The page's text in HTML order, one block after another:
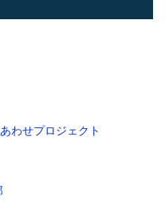
わせプロジェクト